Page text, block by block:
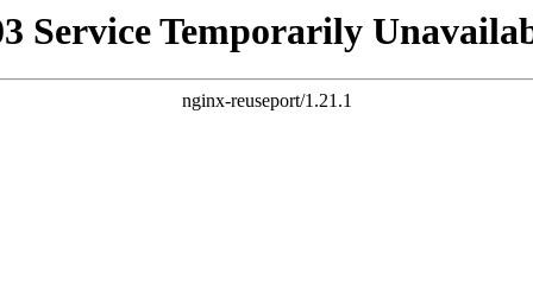
Service Temporarily
nginx-reuseport/1.21.1